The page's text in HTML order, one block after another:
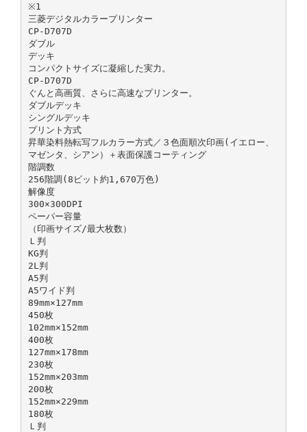
※1
三菱デジタルカラープリンター
CP-D707D
ダブル
デッキ
コンパクトサイズに凝縮した実力。
CP-D707D
ぐんと高画質、さらに高速なプリンター。
ダブルデッキ
シングルデッキ
プリント方式
昇華染料熱転写フルカラー方式／３色面順次印画(イエロー、
マゼンタ、シアン）＋表面保護コーティング
階調数
256階調(8ビット約1,670万色)
解像度
300×300DPI
ペーパー容量
（印画サイズ/最大枚数）
Ｌ判
KG判
2L判
A5判
A5ワイド判
89mm×127mm
450枚
102mm×152mm
400枚
127mm×178mm
230枚
152mm×203mm
200枚
152mm×229mm
180枚
Ｌ判